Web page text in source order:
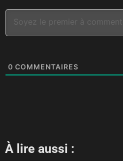
0 COMMENTAIRES
À lire aussi :